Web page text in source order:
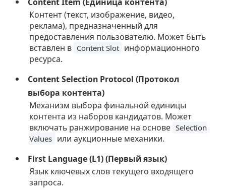
Контент (текст, изображение, видео,
реклама), предназначенный для
предоставления пользователю. Может быть
вставлен в Content Slot информационного
ресурса.
Content Selection Protocol (Протокол
выбора контента)
Механизм выбора финальной единицы
контента из наборов кандидатов. Может
включать ранжирование на основе Selection
Values или аукционные механики.
First Language (L1) (Первый язык)
Язык ключевых слов текущего входящего
запроса.